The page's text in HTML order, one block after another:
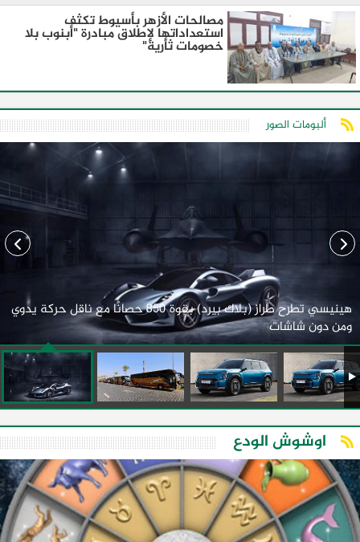
مصالحات الأزهر بأسيوط تكثف
استعداداتها لإطلاق مبادرة "أبنوب بلا
خصومات ثأرية"
ألبومات الصور
هينيسي تطرح طراز (بلاك بيرد) بقوة 850 حصانًا مع ناقل حركة يدوي
ومن دون شاشات
اوشوش الودع